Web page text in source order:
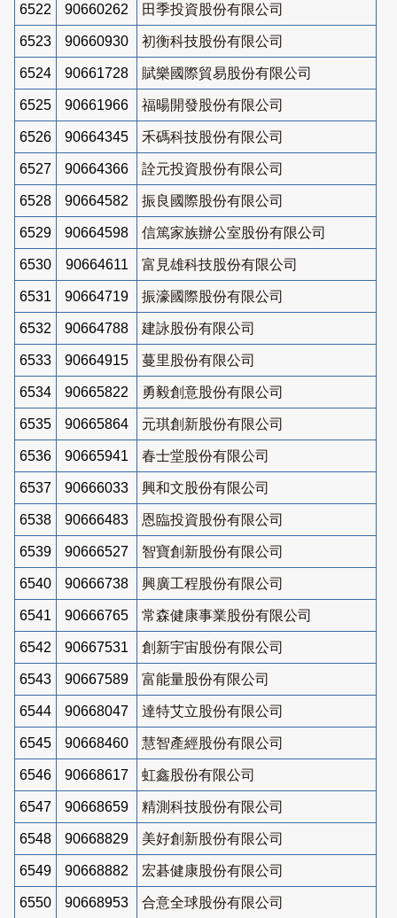
6522 90660262 田季投資股份有限公司
6523 90660930 初衡科技股份有限公司
6524 90661728 賦樂國際貿易股份有限公司
6525 90661966 福暘開發股份有限公司
6526 90664345 禾碼科技股份有限公司
6527 90664366 詮元投資股份有限公司
6528 90664582 振良國際股份有限公司
6529 90664598 信篤家族辦公室股份有限公司
6530 90664611 富見雄科技股份有限公司
6531 90664719 振濠國際股份有限公司
6532 90664788 建詠股份有限公司
6533 90664915 蔓里股份有限公司
6534 90665822 勇毅創意股份有限公司
6535 90665864 元琪創新股份有限公司
6536 90665941 春士堂股份有限公司
6537 90666033 興和文股份有限公司
6538 90666483 恩臨投資股份有限公司
6539 90666527 智寶創新股份有限公司
6540 90666738 興廣工程股份有限公司
6541 90666765 常森健康事業股份有限公司
6542 90667531 創新宇宙股份有限公司
6543 90667589 富能量股份有限公司
6544 90668047 達特艾立股份有限公司
6545 90668460 慧智產經股份有限公司
6546 90668617 虹鑫股份有限公司
6547 90668659 精測科技股份有限公司
6548 90668829 美好創新股份有限公司
6549 90668882 宏碁健康股份有限公司
6550 90668953
合意全球股份有限公司